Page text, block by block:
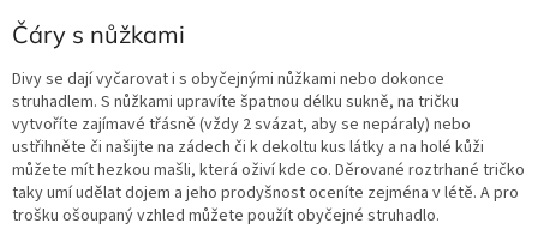
Čáry s nůžkami
Divy se dají vyčarovat i s obyčejnými nůžkami nebo dokonce
struhadlem. S nůžkami upravíte špatnou délku sukně, na tričku
vytvoříte zajímavé třásně (vždy 2 svázat, aby se nepáraly) nebo
ustřihněte či našijte na zádech či k dekoltu kus látky a na holé kůži
můžete mít hezkou mašli, která oživí kde co. Děrované roztrhané tričko
taky umí udělat dojem a jeho prodyšnost oceníte zejména v létě. A pro
trošku ošoupaný vzhled můžete použít obyčejné struhadlo.